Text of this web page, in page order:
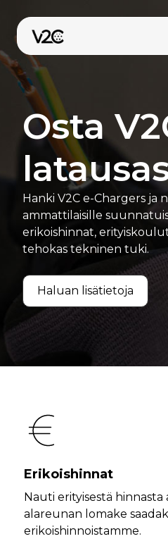
sisältöön
Osta verkossa
Osta
Hanki V2C e-Chargers ja
ammattilaisille
erikoishinnat,
tehokas tekninen tuki.
Haluan lisätietoja
Erikoishinnat
Nauti erityisestä hinnasta
alareunan lomake
erikoishinnoistamme.